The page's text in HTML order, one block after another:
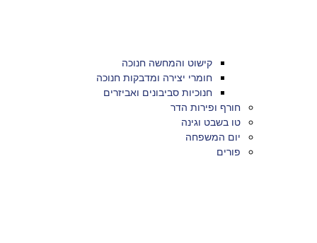
קישוט והמחשה חנוכה
חומרי יצירה ומדבקות חנוכה
חנוכיות סביבונים ואביזרים
חורף ופירות הדר
טו בשבט וגינה
יום המשפחה
פורים